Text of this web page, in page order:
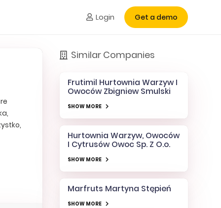
Login Get a demo
Similar Companies
Frutimil Hurtownia Warzyw I
Owoców Zbigniew Smulski
SHOW MORE
Hurtownia Warzyw, Owoców
I Cytrusów Owoc Sp. Z O.o.
SHOW MORE
Marfruts Martyna Stępień
SHOW MORE